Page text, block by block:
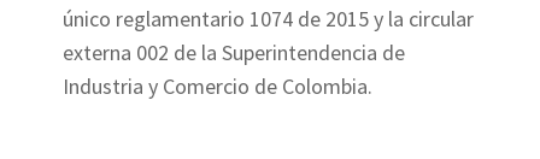
único reglamentario 1074 de 2015 y la circular
externa 002 de la Superintendencia de
Industria y Comercio de Colombia.